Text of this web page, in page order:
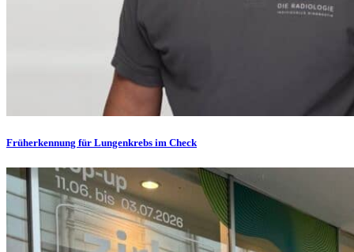
Früherkennung für Lungenkrebs im Check